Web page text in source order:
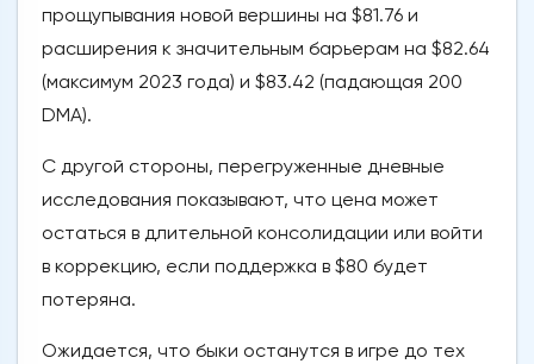
прощупывания новой вершины на $81.76 и
расширения к значительным барьерам на $82.64
(максимум 2023 года) и $83.42 (падающая 200
DMA).
С другой стороны, перегруженные дневные
исследования показывают, что цена может
остаться в длительной консолидации или войти
в коррекцию, если поддержка в $80 будет
потеряна.
Ожидается, что быки останутся в игре до тех